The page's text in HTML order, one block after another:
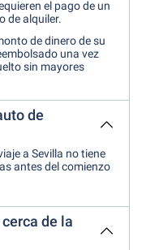
el pago de un
de alquiler.
de dinero de su
una vez
sin mayores
de
a Sevilla no tiene
antes del comienzo
de la